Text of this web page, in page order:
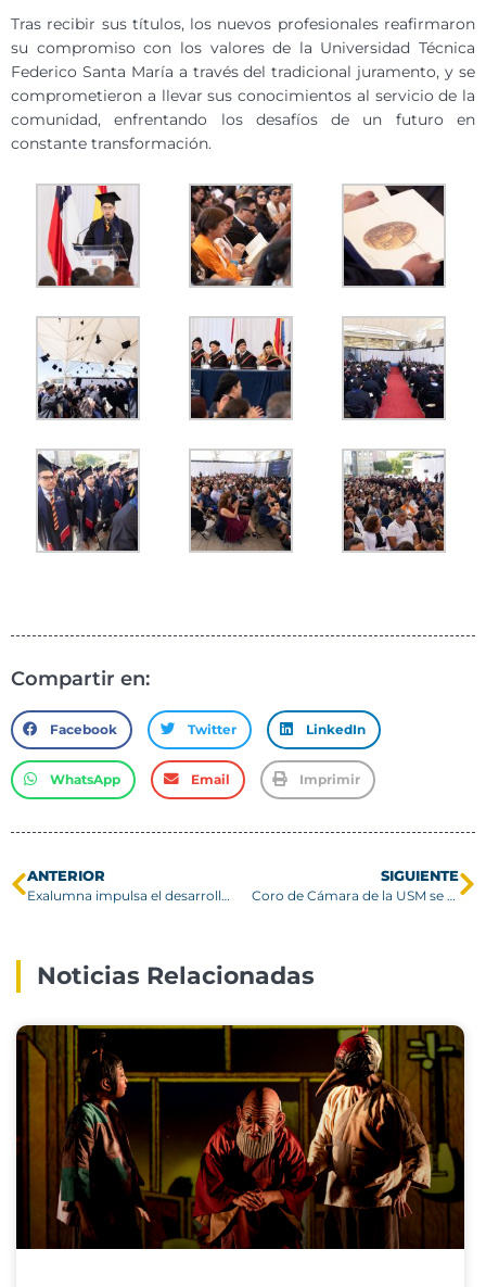
Tras recibir sus títulos, los nuevos profesionales reafirmaron
su compromiso con los valores de la Universidad Técnica
Federico Santa María a través del tradicional juramento, y se
comprometieron a llevar sus conocimientos al servicio de la
comunidad, enfrentando los desafíos de un futuro en
constante transformación.
Compartir en:
Facebook Twitter LinkedIn
WhatsApp Email Imprimir
ANTERIOR
Exalumna impulsa el desarrollo del New Space en la región del Biobío
SIGUIENTE
Coro de Cámara de la USM se presentará junto a Los Jaivas en el Festival del Huaso de Olmué
Noticias Relacionadas